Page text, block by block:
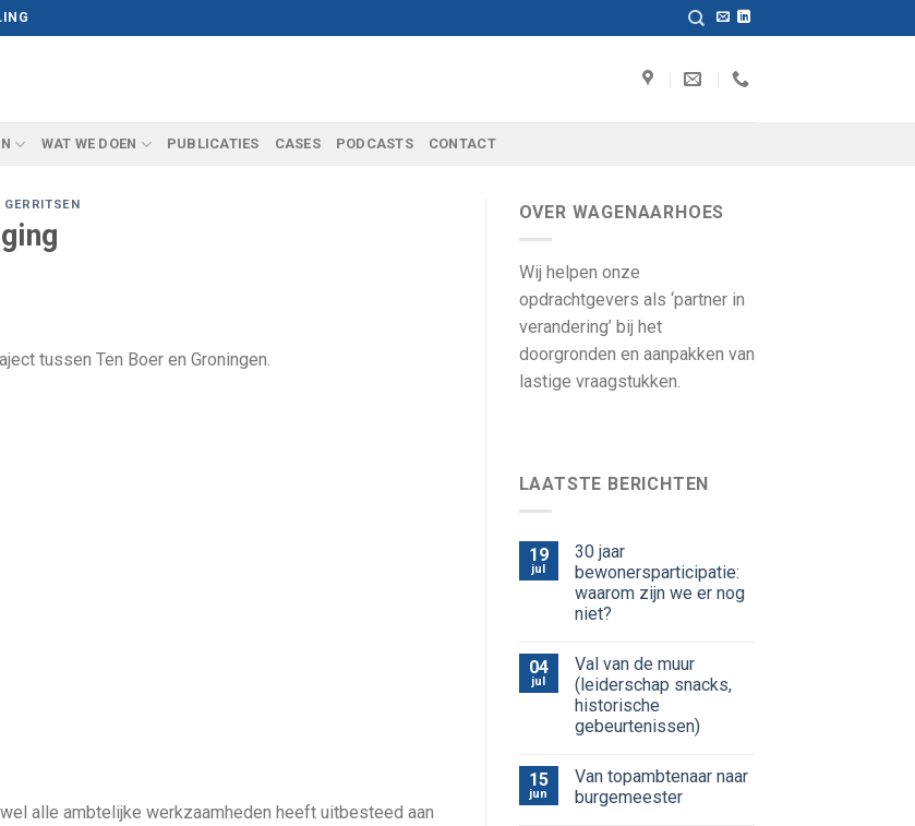
WAT WE DOEN PUBLICATIES CASES PODCASTS CONTACT
GERRITSEN
tussen Ten Boer en Groningen.
alle ambtelijke werkzaamheden heeft uitbesteed aan
OVER WAGENAARHOES
Wij helpen onze
opdrachtgevers als ‘partner in
verandering’ bij het
doorgronden en aanpakken van
lastige vraagstukken.
LAATSTE BERICHTEN
19
jul
30 jaar
bewonersparticipatie:
waarom zijn we er nog
niet?
04
jul
Val van de muur
(leiderschap snacks,
historische
gebeurtenissen)
15
jun
Van topambtenaar naar
burgemeester